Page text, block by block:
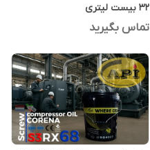
32 بیست لیتری
تماس بگیرید